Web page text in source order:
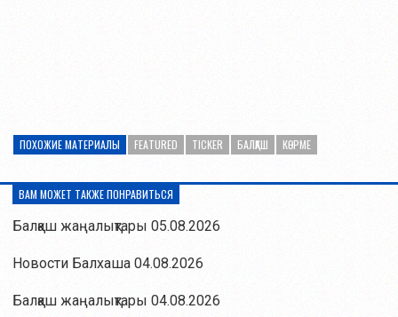
ПОХОЖИЕ МАТЕРИАЛЫ FEATURED TICKER БАЛҚАШ КӨРМЕ
ВАМ МОЖЕТ ТАКЖЕ ПОНРАВИТЬСЯ
Балқаш жаңалықтары 05.08.2026
Новости Балхаша 04.08.2026
Балқаш жаңалықтары 04.08.2026